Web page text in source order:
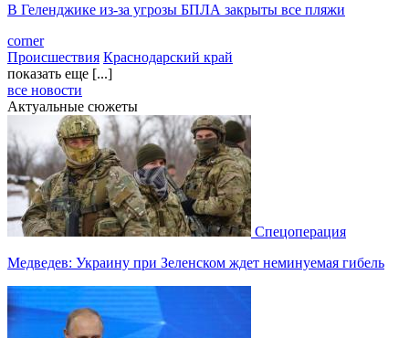
В Геленджике из-за угрозы БПЛА закрыты все пляжи
corner
Происшествия Краснодарский край
показать еще [...]
все новости
Актуальные сюжеты
Спецоперация
Медведев: Украину при Зеленском ждет неминуемая гибель